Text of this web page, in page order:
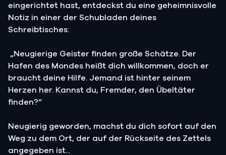
eingerichtet hast, entdeckst du eine geheimnisvolle
Notiz in einer der Schubladen deines
Schreibtisches:
„Neugierige Geister finden große Schätze. Der
Hafen des Mondes heißt dich willkommen, doch er
braucht deine Hilfe. Jemand ist hinter seinem
Herzen her. Kannst du, Fremder, den Übeltäter
finden?“
Neugierig geworden, machst du dich sofort auf den
Weg zu dem Ort, der auf der Rückseite des Zettels
angegeben ist...